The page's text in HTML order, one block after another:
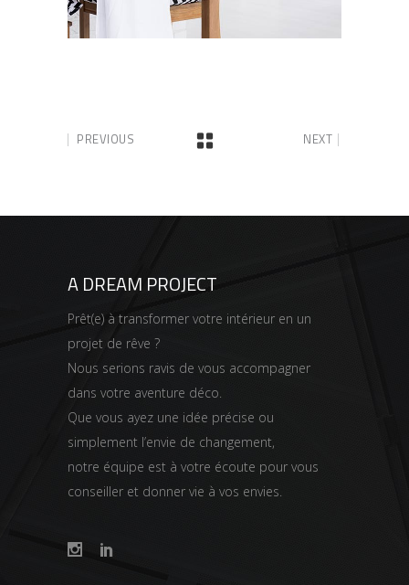
PREVIOUS NEXT
A DREAM PROJECT
Prêt(e) à transformer votre intérieur en un
projet de rêve ?
Nous serions ravis de vous accompagner
dans votre aventure déco.
Que vous ayez une idée précise ou
simplement l’envie de changement,
notre équipe est à votre écoute pour vous
conseiller et donner vie à vos envies.